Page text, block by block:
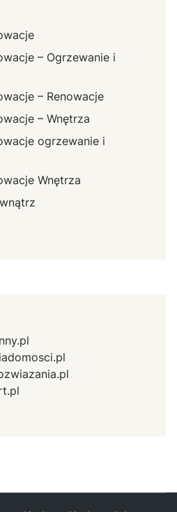
– Ogrzewanie i
– Renowacje
– Wnętrza
ogrzewanie i
Wnętrza